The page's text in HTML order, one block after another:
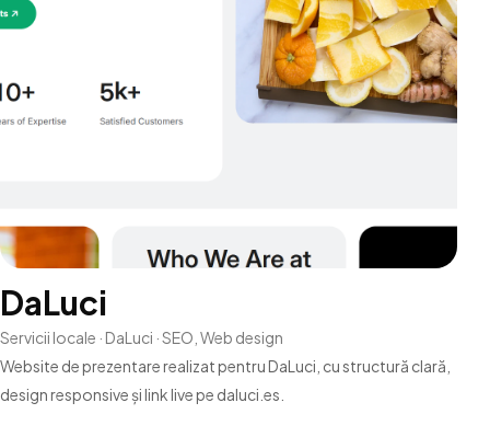
DaLuci
Servicii locale · DaLuci · SEO, Web design
Website de prezentare realizat pentru DaLuci, cu structură clară,
design responsive și link live pe daluci.es.